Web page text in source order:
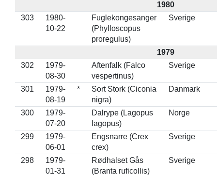
1980
303
1980-
10-22
Fuglekongesanger
(Phylloscopus
proregulus)
Sverige
1979
302
1979-
08-30
Aftenfalk (Falco
vespertinus)
Sverige
301
1979-
08-19
*
Sort Stork (Ciconia
nigra)
Danmark
300
1979-
07-20
Dalrype (Lagopus
lagopus)
Norge
299
1979-
06-01
Engsnarre (Crex
crex)
Sverige
298
1979-
01-31
Rødhalset Gås
(Branta ruficollis)
Sverige